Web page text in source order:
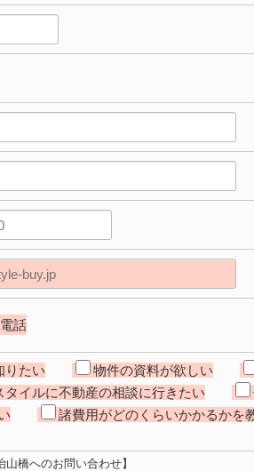
電話
りたい 物件の資料が欲しい
タイルに不動産の相談に行きたい
諸費用がどのくらいかかるかを
山橋へのお問い合わせ】